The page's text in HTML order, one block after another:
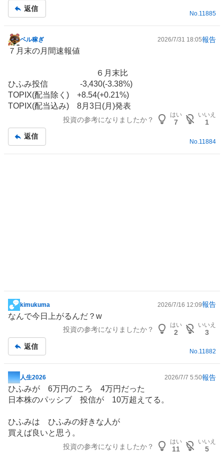
返信
No.11885
掲
示
事
ベル稼ぎ 2026/7/31 18:05報告
７月末の月間速報値
６月末比
ひふみ投信 -3,430(-3.38%)
TOPIX(配当除く) +8.54(+0.21%)
TOPIX(配当込み) 8月3日(月)発表
投資の参考になりましたか？
はい
7
いいえ
1
返信
No. 11884
掲
示
事
kimukuma 2026/7/16 12:09報告
なんで今日上がるんだ？w
投資の参考になりましたか？
はい
2
いいえ
3
返信
No.11882
掲
示
板
事
人生2026 2026/7/7 5:50報告
ひふみが 6万円のころ 4万円だった
日本株のパッシブ 投信が 10万超えてる。
ひふみは ひふみの好きな人が
買えば良いと思う。
投資の参考になりましたか？
はい
11
いいえ
5